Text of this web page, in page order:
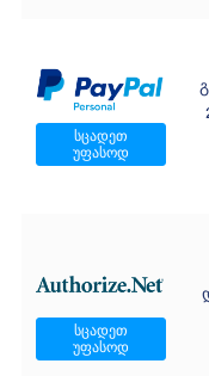
სცადეთ
უფასოდ
სცადეთ
უფასოდ